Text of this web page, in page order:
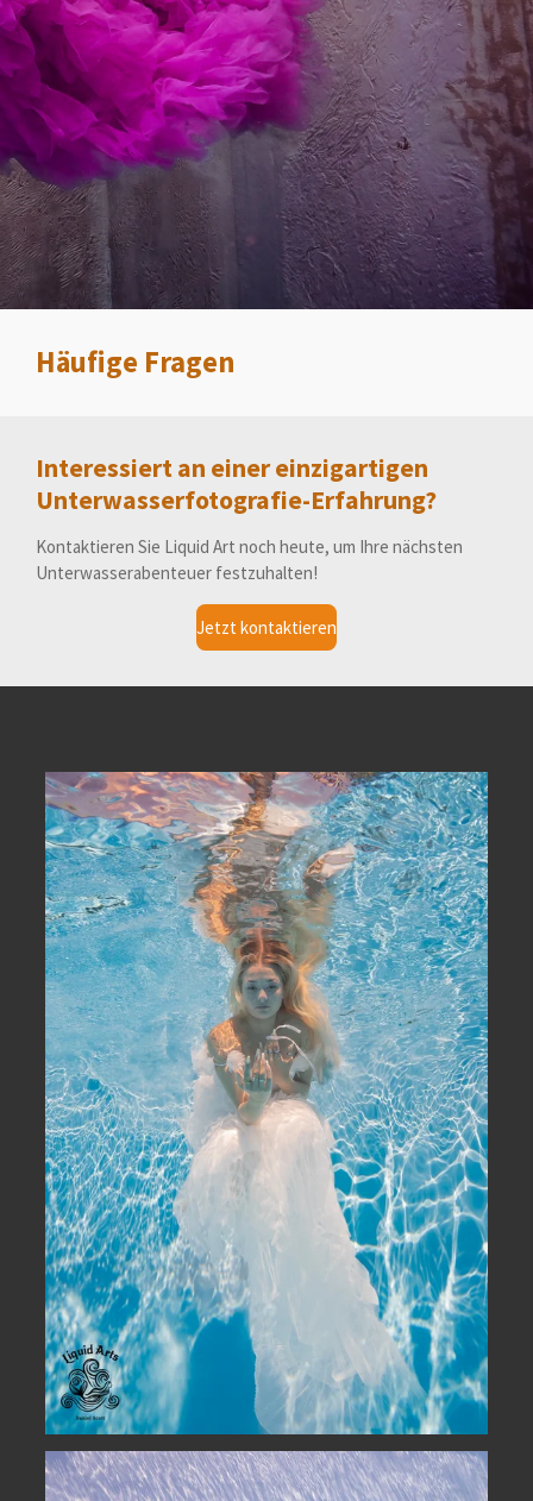
Häufige Fragen
Interessiert an einer einzigartigen
Unterwasserfotografie-Erfahrung?
Kontaktieren Sie Liquid Art noch heute, um Ihre nächsten
Unterwasserabenteuer festzuhalten!
Jetzt kontaktieren